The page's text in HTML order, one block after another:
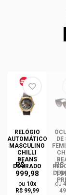
RELÓGIO
AUTOMÁTICO
MASCULINO
CHILLI
BEANS
DOURADO
R$
999,98
ou 10x
R$ 99,99
DE
R$
ou